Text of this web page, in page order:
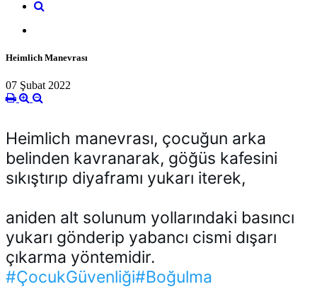
Heimlich Manevrası
07 Şubat 2022
Heimlich manevrası, çocuğun arka
belinden kavranarak, göğüs kafesini
sıkıştırıp diyaframı yukarı iterek,
aniden alt solunum yollarındaki basıncı
yukarı gönderip yabancı cismi dışarı
#ÇocukGüvenliği#Boğulma